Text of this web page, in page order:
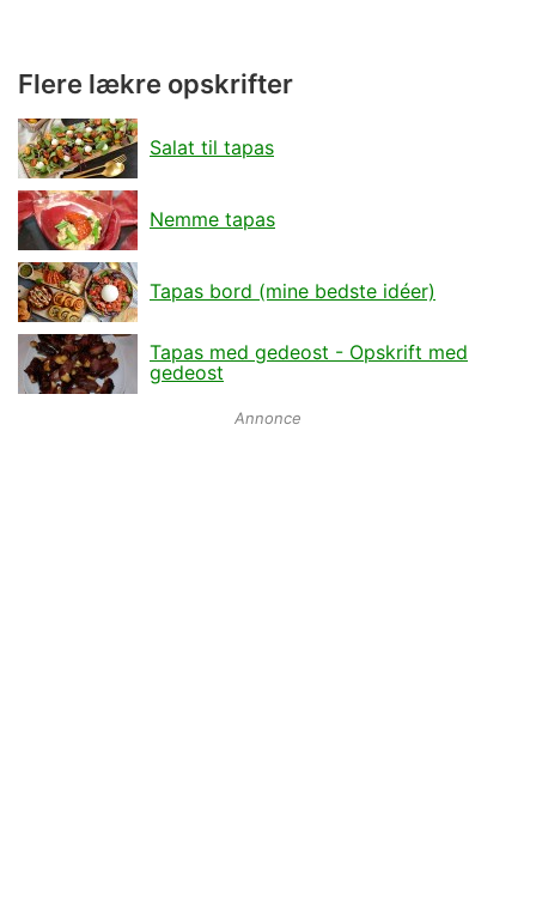
Flere lækre opskrifter
Salat til tapas
Nemme tapas
Tapas bord (mine bedste idéer)
Tapas med gedeost - Opskrift med
gedeost
Annonce